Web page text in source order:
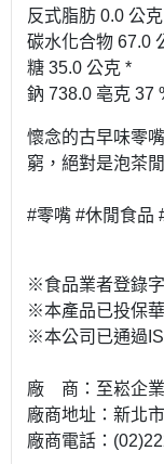
反式脂肪 0.0 公
碳水化合物 67.0
糖 35.0 公克 *
鈉 738.0 亳克 37
懷念的古早味零
窮，絕對是泡茶
#零嘴 #休閒食品
※食品業者登錄
※本產品已投保
※本公司已通過
廠 商：至崧企業
廠商地址：新北
廠商電話：